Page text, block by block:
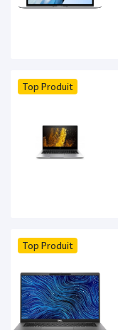
Top Produit
Top Produit